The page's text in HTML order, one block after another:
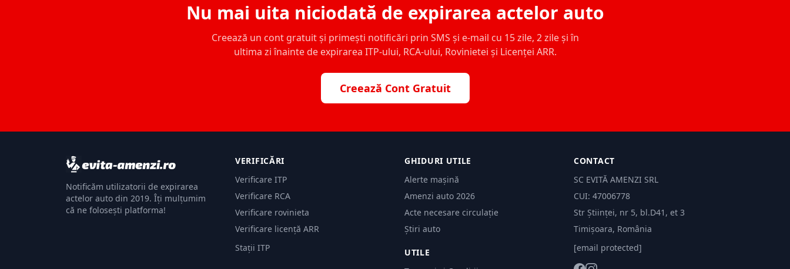
Nu mai uita niciodată de expirarea actelor auto
Creează un cont gratuit și primești notificări prin SMS și e-mail cu 15 zile, 2 zile și în
ultima zi înainte de expirarea ITP-ului, RCA-ului, Rovinietei și Licenței ARR.
Creează Cont Gratuit
Notificăm utilizatorii de expirarea
actelor auto din 2019. Îți mulțumim
că ne folosești platforma!
VERIFICĂRI
Verificare ITP
Verificare RCA
Verificare rovinieta
Verificare licență ARR
Stații ITP
GHIDURI UTILE
Alerte mașină
Amenzi auto 2026
Acte necesare circulație
Știri auto
UTILE
CONTACT
SC EVITĂ AMENZI SRL
CUI: 47006778
Str Științei, nr 5, bl.D41, et 3
Timișoara, România
[email protected]